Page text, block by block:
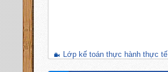
Lớp kế toán thực hành thực tế